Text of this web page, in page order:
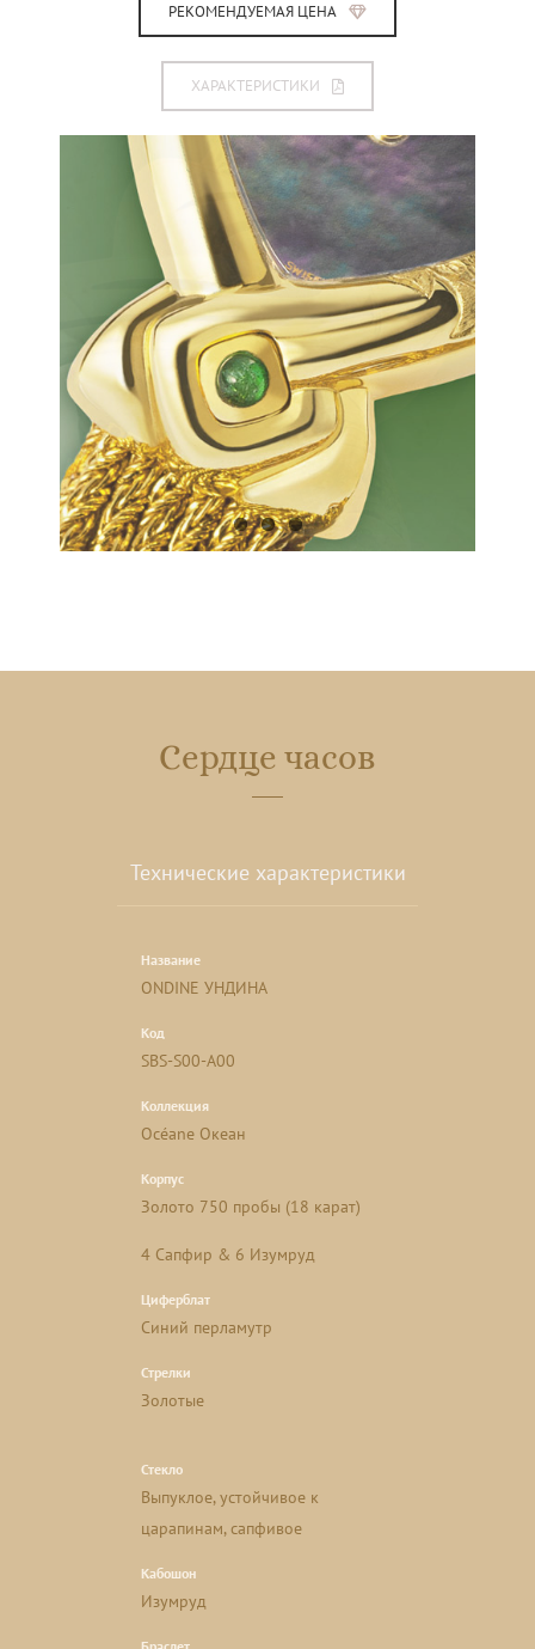
РЕКОМЕНДУЕМАЯ ЦЕНА
ХАРАКТЕРИСТИКИ
Сердце часов
Технические характеристики
Название
ONDINE УНДИНА
Код
SBS-S00-A00
Коллекция
Océane Океан
Корпус
Золото 750 пробы (18 карат)
4 Сапфир & 6 Изумруд
Циферблат
Синий перламутр
Стрелки
Золотые
Стекло
Выпуклое, устойчивое к
царапинам, сапфивое
Кабошон
Изумруд